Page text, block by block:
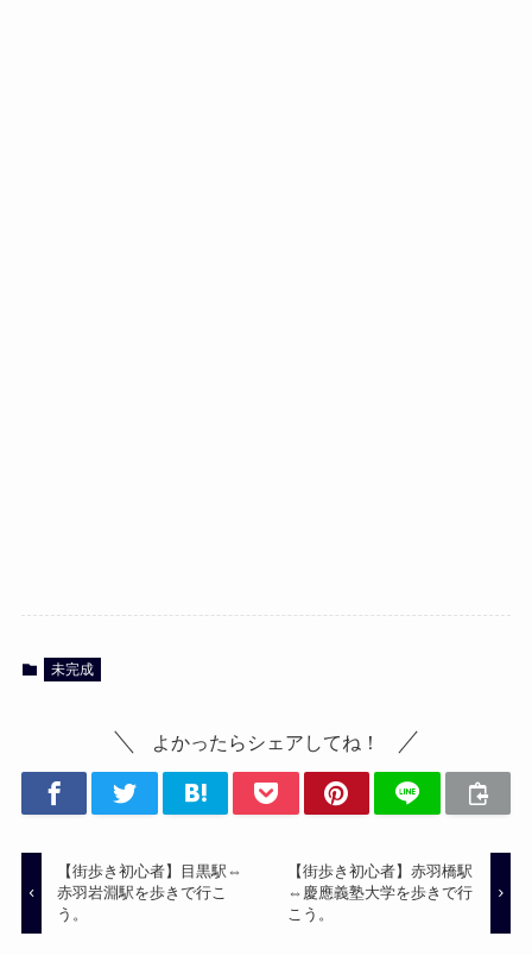
未完成
よかったらシェアしてね！
【街歩き初心者】目黒駅⇔
赤羽岩淵駅を歩きで行こ
う。
【街歩き初心者】赤羽橋駅
⇔慶應義塾大学を歩きで行
こう。